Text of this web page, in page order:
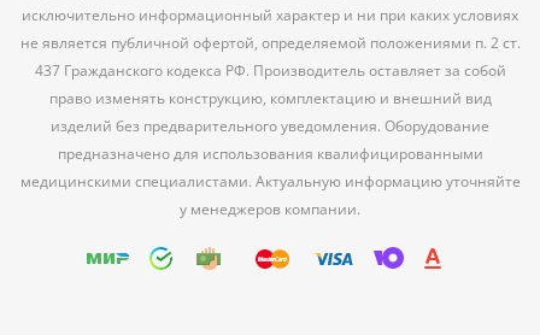
исключительно информационный характер и ни при каких условиях
не является публичной офертой, определяемой положениями п. 2 ст.
437 Гражданского кодекса РФ. Производитель оставляет за собой
право изменять конструкцию, комплектацию и внешний вид
изделий без предварительного уведомления. Оборудование
предназначено для использования квалифицированными
медицинскими специалистами. Актуальную информацию уточняйте
у менеджеров компании.